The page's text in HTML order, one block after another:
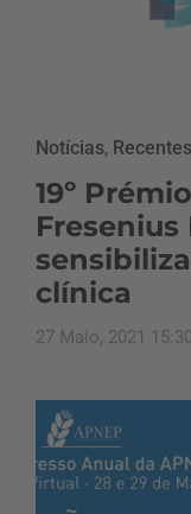
Notícias, Recentes
19º
clínica
27 Maio, 2021 15:30